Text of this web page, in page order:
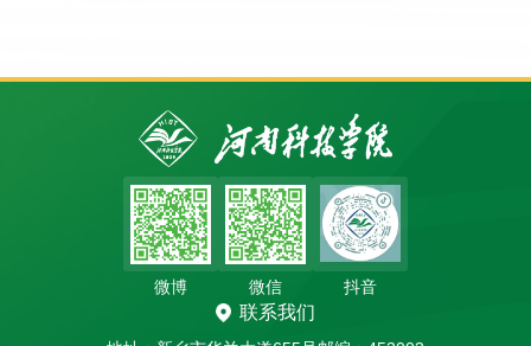
联系我们
微博 微信 抖音